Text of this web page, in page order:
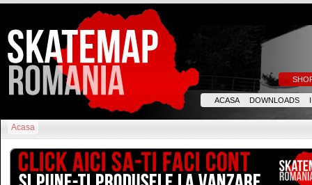
ACASA DOWNLOADS
Acasa